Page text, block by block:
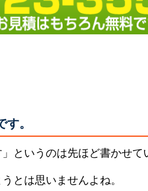
す。
というのは先ほど書かせ
とは思いませんよね。